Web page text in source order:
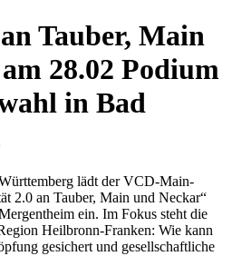
Tauber, Main
28.02 Podium
in Bad
lädt der VCD-Main-
2.0 an Tauber, Main und Neckar“
ein. Im Fokus steht die
Heilbronn-Franken: Wie kann
gesichert und gesellschaftliche